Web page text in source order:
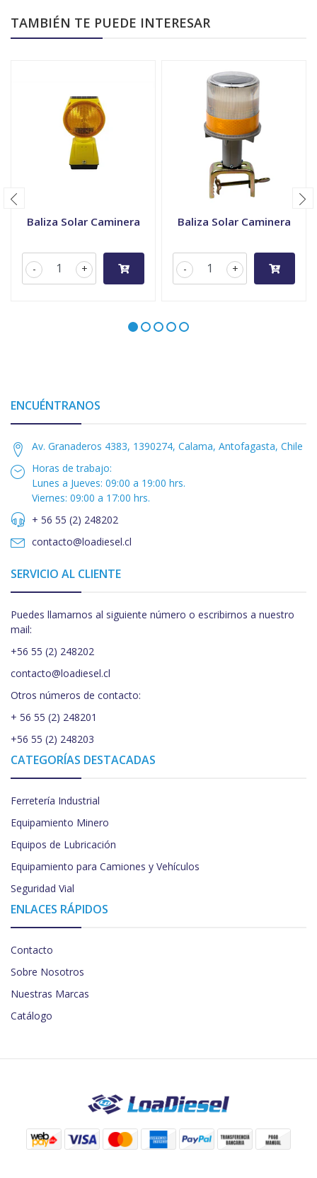
TAMBIÉN TE PUEDE INTERESAR
Baliza Solar Caminera
+
-
Baliza Solar Caminera
+
-
ENCUÉNTRANOS
Av. Granaderos 4383, 1390274, Calama, Antofagasta, Chile
Horas de trabajo:
Lunes a Jueves: 09:00 a 19:00 hrs.
Viernes: 09:00 a 17:00 hrs.
+ 56 55 (2) 248202
contacto@loadiesel.cl
SERVICIO AL CLIENTE
Puedes llamarnos al siguiente número o escribirnos a nuestro
mail:
+56 55 (2) 248202
contacto@loadiesel.cl
Otros números de contacto:
+ 56 55 (2) 248201
+56 55 (2) 248203
CATEGORÍAS DESTACADAS
Ferretería Industrial
Equipamiento Minero
Equipos de Lubricación
Equipamiento para Camiones y Vehículos
Seguridad Vial
ENLACES RÁPIDOS
Contacto
Sobre Nosotros
Nuestras Marcas
Catálogo